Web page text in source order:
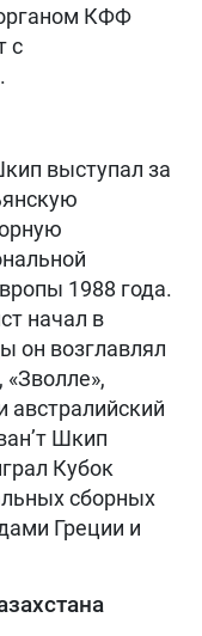
КФФ
с
выступал за
1988 года.
начал в
он возглавлял
«Зволле»,
австралийский
Шкип
Кубок
сборных
Греции и